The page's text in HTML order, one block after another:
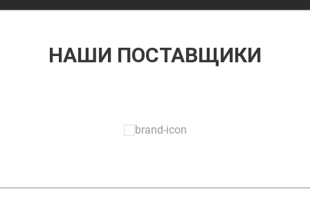
НАШИ ПОСТАВЩИКИ